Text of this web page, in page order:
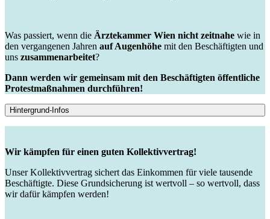
Was passiert, wenn die Ärztekammer Wien nicht zeitnahe wie in
den vergangenen Jahren auf Augenhöhe mit den Beschäftigten und
uns zusammenarbeitet?
Dann werden wir gemeinsam mit den Beschäftigten öffentliche
Protestmaßnahmen durchführen!
Hintergrund-Infos
Wir kämpfen für einen guten Kollektivvertrag!
Unser Kollektivvertrag sichert das Einkommen für viele tausende
Beschäftigte. Diese Grundsicherung ist wertvoll – so wertvoll, dass
wir dafür kämpfen werden!